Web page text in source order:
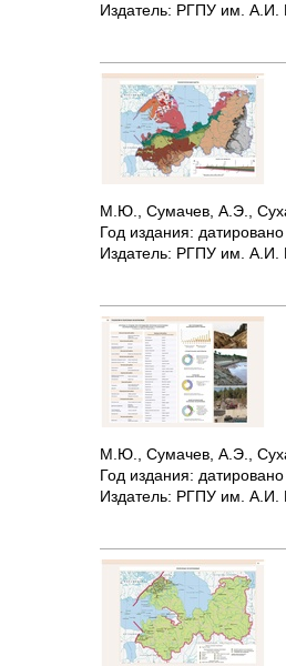
Издатель: РГПУ им. А.И.
М.Ю., Сумачев, А.Э.,
Год издания:
Издатель: РГПУ им. А.И.
М.Ю., Сумачев, А.Э.,
Год издания:
Издатель: РГПУ им. А.И.